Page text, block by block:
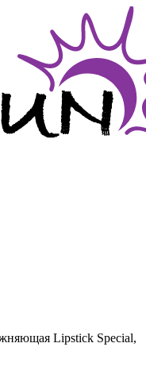
Lipstick Special,